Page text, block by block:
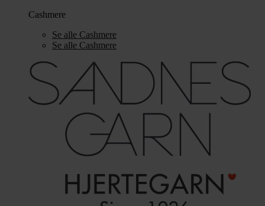
Cashmere
Se alle Cashmere
Se alle Cashmere